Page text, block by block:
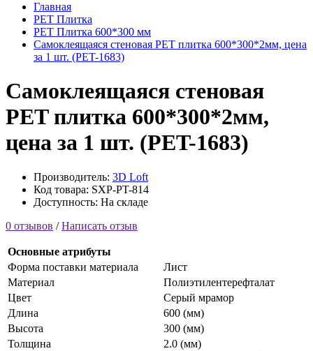
Главная
PET Плитка
PET Плитка 600*300 мм
Самоклеящаяся стеновая PET плитка 600*300*2мм, цена
за 1 шт. (PET-1683)
Самоклеящаяся стеновая
PET плитка 600*300*2мм,
цена за 1 шт. (PET-1683)
Производитель: 3D Loft
Код товара: SXP-PT-814
Доступность: На складе
0 отзывов /Написать отзыв
Основные атрибуты
Форма поставки материала
Лист
Материал
Полиэтилентерефталат
Цвет
Серый мрамор
Длина
600 (мм)
Высота
300 (мм)
Толщина
2.0 (мм)